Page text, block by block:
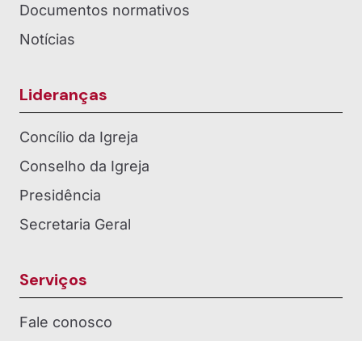
Documentos normativos
Notícias
Lideranças
Concílio da Igreja
Conselho da Igreja
Presidência
Secretaria Geral
Serviços
Fale conosco